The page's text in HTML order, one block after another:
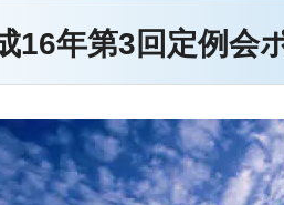
16年第3回定例会